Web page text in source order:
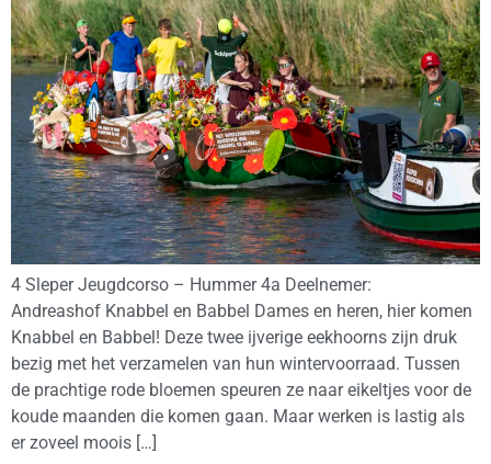
4 Sleper Jeugdcorso – Hummer 4a Deelnemer:
Andreashof Knabbel en Babbel Dames en heren, hier komen
Knabbel en Babbel! Deze twee ijverige eekhoorns zijn druk
bezig met het verzamelen van hun wintervoorraad. Tussen
de prachtige rode bloemen speuren ze naar eikeltjes voor de
koude maanden die komen gaan. Maar werken is lastig als
er zoveel moois […]